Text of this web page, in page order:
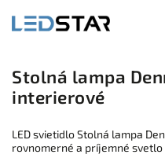
Stolná lampa
interierové
LED svietidlo Stolná lampa
rovnomerné a príjemné